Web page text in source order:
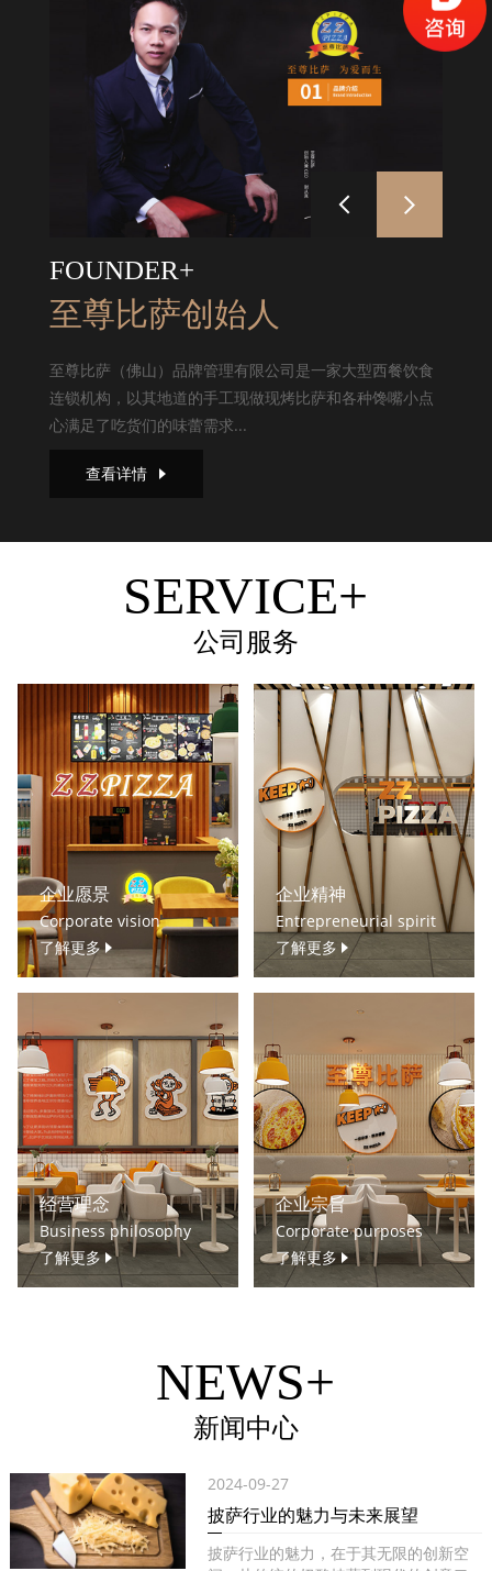
FOUNDER+
至尊比萨创始人
至尊比萨（佛山）品牌管理有限公司是一家大型西餐饮食
连锁机构，以其地道的手工现做现烤比萨和各种馋嘴小点
心满足了吃货们的味蕾需求...
查看详情
SERVICE+
公司服务
企业愿景
Corporate vision
了解更多
企业精神
Entrepreneurial spirit
了解更多
经营理念
Business philosophy
了解更多
企业宗旨
Corporate purposes
了解更多
NEWS+
新闻中心
2024-09-27
披萨行业的魅力与未来展望
披萨行业的魅力，在于其无限的创新空